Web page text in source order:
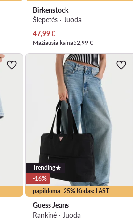
Birkenstock
Šlepetės · Juoda
Dabartinė kaina
47,99€
Mažiausia kaina52,99 €
papildoma -25% Kodas: LAST
Trending
-16%
Guess Jeans
Rankinė · Juoda